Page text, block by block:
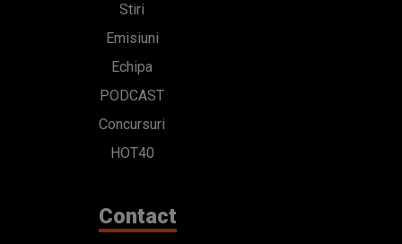
Stiri
Emisiuni
Echipa
PODCAST
Concursuri
HOT40
Contact